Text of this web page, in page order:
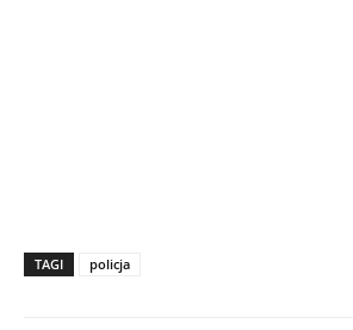
TAGI policja